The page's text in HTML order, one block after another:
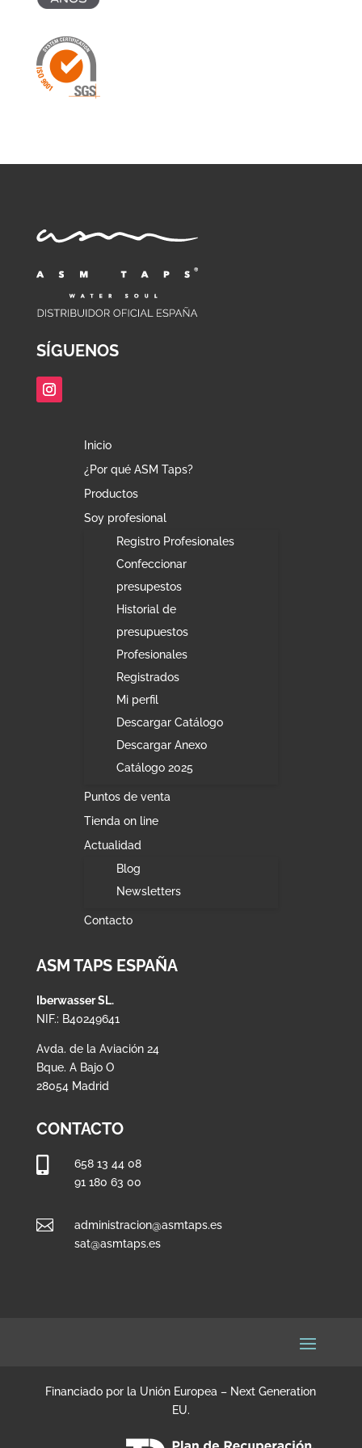
SÍGUENOS
Inicio
¿Por qué ASM Taps?
Productos
Soy profesional
Registro Profesionales
Confeccionar
presupestos
Historial de
presupuestos
Profesionales
Registrados
Mi perfil
Descargar Catálogo
Descargar Anexo
Catálogo 2025
Puntos de venta
Tienda on line
Actualidad
Blog
Newsletters
Contacto
ASM TAPS ESPAÑA
Iberwasser SL.
NIF.: B40249641
Avda. de la Aviación 24
Bque. A Bajo O
28054 Madrid
CONTACTO
658 13 44 08
91 180 63 00

administracion@asmtaps.es
sat@asmtaps.es
Financiado por la Unión Europea – Next Generation
EU.